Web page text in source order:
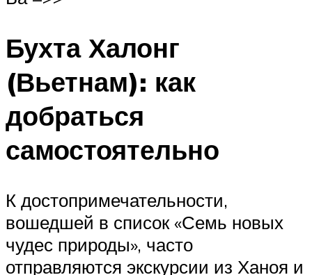
Бухта Халонг
(Вьетнам): как
добраться
самостоятельно
К достопримечательности,
вошедшей в список «Семь новых
чудес природы», часто
отправляются экскурсии из Ханоя и